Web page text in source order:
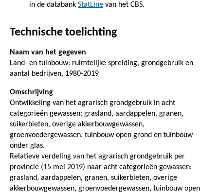
in de databank StatLine van het CBS.
Technische toelichting
Naam van het gegeven
Land- en tuinbouw: ruimtelijke spreiding, grondgebruik en
aantal bedrijven, 1980-2019
Omschrijving
Ontwikkeling van het agrarisch grondgebruik in acht
categorieën gewassen: grasland, aardappelen, granen,
suikerbieten, overige akkerbouwgewassen,
groenvoedergewassen, tuinbouw open grond en tuinbouw
onder glas.
Relatieve verdeling van het agrarisch grondgebruik per
provincie (15 mei 2019) naar acht categorieën gewassen:
grasland, aardappelen, granen, suikerbieten, overige
akkerbouwgewassen, groenvoedergewassen, tuinbouw open